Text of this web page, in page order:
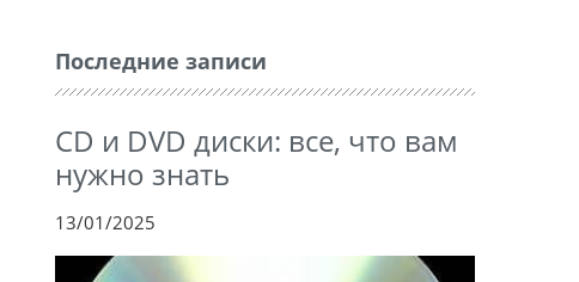
Последние записи
CD и DVD диски: все, что вам
нужно знать
13/01/2025